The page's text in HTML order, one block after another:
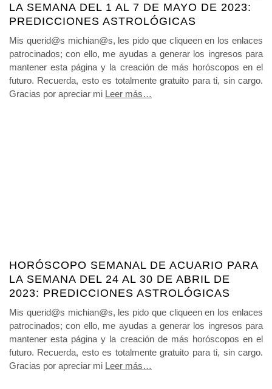
LA SEMANA DEL 1 AL 7 DE MAYO DE 2023:
PREDICCIONES ASTROLÓGICAS
Mis querid@s michian@s, les pido que cliqueen en los enlaces
patrocinados; con ello, me ayudas a generar los ingresos para
mantener esta página y la creación de más horóscopos en el
futuro. Recuerda, esto es totalmente gratuito para ti, sin cargo.
Gracias por apreciar mi Leer más…
HORÓSCOPO SEMANAL DE ACUARIO PARA
LA SEMANA DEL 24 AL 30 DE ABRIL DE
2023: PREDICCIONES ASTROLÓGICAS
Mis querid@s michian@s, les pido que cliqueen en los enlaces
patrocinados; con ello, me ayudas a generar los ingresos para
mantener esta página y la creación de más horóscopos en el
futuro. Recuerda, esto es totalmente gratuito para ti, sin cargo.
Gracias por apreciar mi Leer más…